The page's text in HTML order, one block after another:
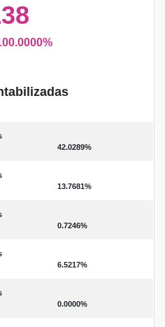
42.0289%
13.7681%
0.7246%
6.5217%
0.0000%